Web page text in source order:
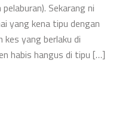
Sekarang ni
yang kena tipu dengan
kes yang berlaku di
habis hangus di tipu […]